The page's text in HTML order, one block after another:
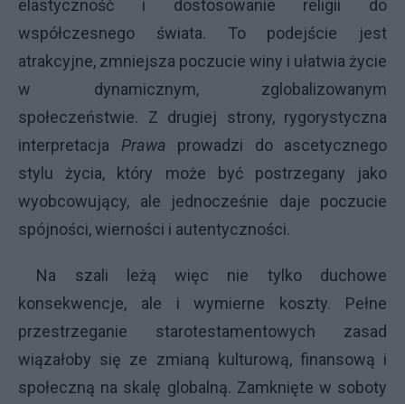
elastyczność i dostosowanie religii do
współczesnego świata. To podejście jest
atrakcyjne, zmniejsza poczucie winy i ułatwia życie
w dynamicznym, zglobalizowanym
społeczeństwie. Z drugiej strony, rygorystyczna
interpretacja Prawa prowadzi do ascetycznego
stylu życia, który może być postrzegany jako
wyobcowujący, ale jednocześnie daje poczucie
spójności, wierności i autentyczności.
Na szali leżą więc nie tylko duchowe
konsekwencje, ale i wymierne koszty. Pełne
przestrzeganie starotestamentowych zasad
wiązałoby się ze zmianą kulturową, finansową i
społeczną na skalę globalną. Zamknięte w soboty